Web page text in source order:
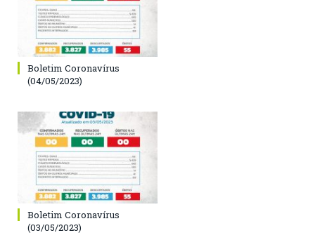
Boletim Coronavírus
(04/05/2023)
Boletim Coronavírus
(03/05/2023)